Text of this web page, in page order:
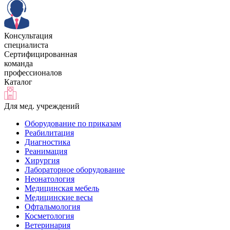
Консультация
специалиста
Сертифицированная
команда
профессионалов
Каталог
Для мед. учреждений
Оборудование по приказам
Реабилитация
Диагностика
Реанимация
Хирургия
Лабораторное оборудование
Неонатология
Медицинская мебель
Медицинские весы
Офтальмология
Косметология
Ветеринария